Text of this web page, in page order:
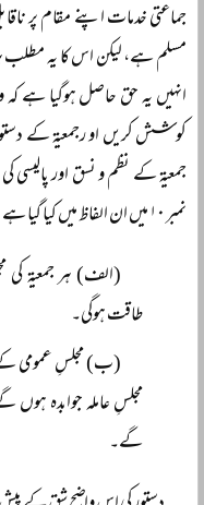
جماعتی خدمات اپنے مقام پر
مسلم ہے، لیکن اس کا یہ مطلب
انہیں یہ حق حاصل ہوگیا ہے کہ
کوشش کریں او رجمعیۃ کے
جمعیۃ کے نظم و نسق اور پالیسی
نمبر ۱۰ میں ان الفاظ میں کیا گیا ہے:
(الف) ہر جمعیۃ
طاقت ہوگی۔
(ب) مجلسِ عمومی کے
مجلسِ عاملہ جوابدہ
گے۔